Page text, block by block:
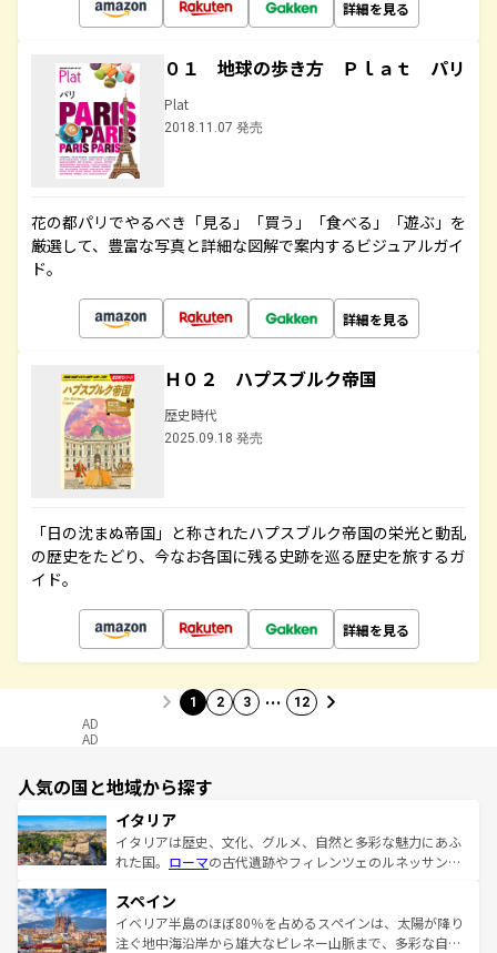
詳細を見る
０１ 地球の歩き方 Ｐｌａｔ パリ
Plat
2018.11.07 発売
花の都パリでやるべき「見る」「買う」「食べる」「遊ぶ」を
厳選して、豊富な写真と詳細な図解で案内するビジュアルガイ
ド。
詳細を見る
Ｈ０２ ハプスブルク帝国
歴史時代
2025.09.18 発売
「日の沈まぬ帝国」と称されたハプスブルク帝国の栄光と動乱
の歴史をたどり、今なお各国に残る史跡を巡る歴史を旅するガ
イド。
詳細を見る
1 2 3 … 12
AD
AD
人気の国と地域から探す
イタリア
イタリアは歴史、文化、グルメ、自然と多彩な魅力にあふ
れた国。 ローマの古代遺跡やフィレンツェのルネッサンス
ろん、トスカーナの美しい田園風景やアマルフィ海岸の絶
景など、自然景観も見逃せない。観光の合間には、本場の
ピザやパスタなど、絶品のイタリア料理を堪能することも
スペイン
イベリア半島のほぼ80％を占めるスペインは、太陽が降り
注ぐ地中海沿岸から雄大なピレネー山脈まで、多彩な自然